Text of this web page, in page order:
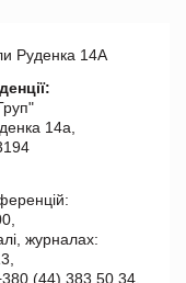
Руденка 14А
14а,
журналах:
(44) 383 50 34.